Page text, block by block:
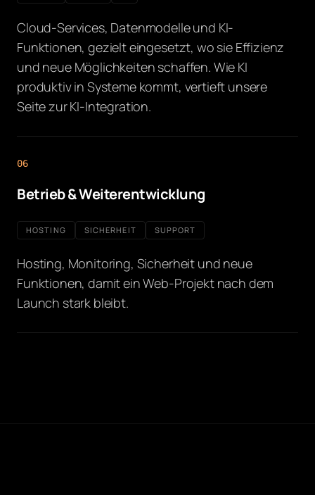
Cloud-Services, Datenmodelle und KI-
Funktionen, gezielt eingesetzt, wo sie Effizienz
und neue Möglichkeiten schaffen. Wie KI
produktiv in Systeme kommt, vertieft unsere
Seite zur KI-Integration.
06
Betrieb & Weiterentwicklung
HOSTING SICHERHEIT SUPPORT
Hosting, Monitoring, Sicherheit und neue
Funktionen, damit ein Web-Projekt nach dem
Launch stark bleibt.